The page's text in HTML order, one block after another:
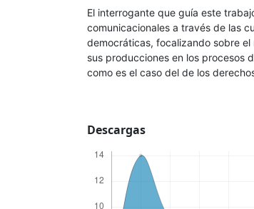
El interrogante que guía este
comunicacionales a través de las
democráticas, focalizando sobre
sus producciones en los procesos
como es el caso del de los
Descargas